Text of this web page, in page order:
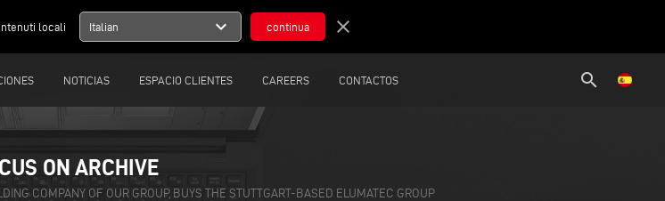
locali Italian expand_more close
NOTICIAS ESPACIO CLIENTES CAREERS CONTACTOS search
ON ARCHIVE
COMPANY OF OUR GROUP, BUYS THE STUTTGART-BASED ELUMATEC GROUP